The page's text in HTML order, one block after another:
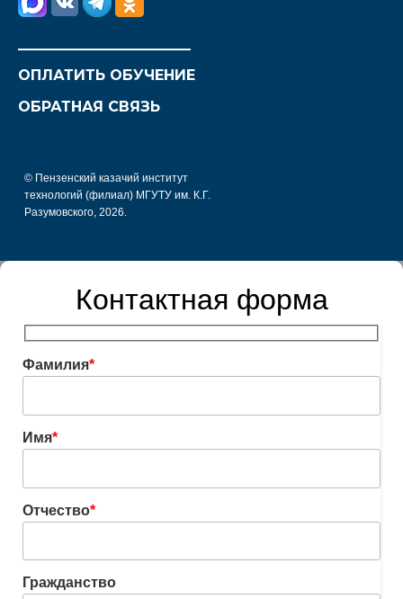
ОПЛАТИТЬ ОБУЧЕНИЕ
ОБРАТНАЯ СВЯЗЬ
© Пензенский казачий институт
технологий (филиал) МГУТУ им. К.Г.
Разумовского, 2026.
Контактная форма
Фамилия*
Имя*
Отчество*
Гражданство